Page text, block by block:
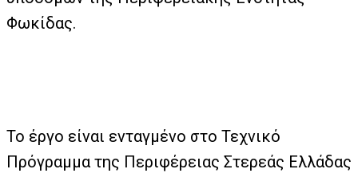
Φωκίδας.
Το έργο είναι ενταγμένο στο Τεχνικό
Πρόγραμμα της Περιφέρειας Στερεάς Ελλάδας